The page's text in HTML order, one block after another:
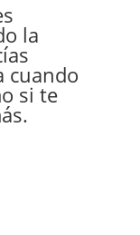
la
cuando
si te